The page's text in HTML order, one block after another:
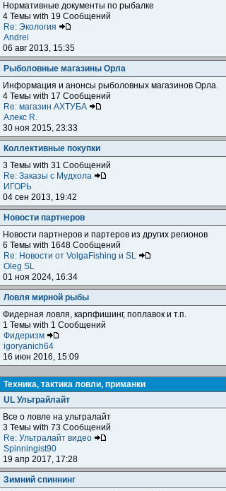
Нормативные документы по рыбалке
4 Темы with 19 Сообщений
Re: Экология
Andrei
06 авг 2013, 15:35
Рыболовные магазины Орла
Информация и анонсы рыболовных магазинов Орла.
4 Темы with 17 Сообщений
Re: магазин АХТУБА
Алекс R.
30 ноя 2015, 23:33
Коллективные покупки
3 Темы with 31 Сообщений
Re: Заказы с Мудхола
ИГОРЬ
04 сен 2013, 19:42
Новости партнеров
Новости партнеров и партеров из других регионов
6 Темы with 1648 Сообщений
Re: Новости от VolgaFishing и SL
Oleg SL
01 ноя 2024, 16:34
Ловля мирной рыбы
Фидерная ловля, карпфишинг, поплавок и т.п.
1 Темы with 1 Сообщений
Фидеризм
igoryanich64
16 июн 2016, 15:09
Техника, тактика ловли, приманки
UL Ультрайлайт
Все о ловле на ультралайт
3 Темы with 73 Сообщений
Re: Ультралайт видео
Spinningist90
19 апр 2017, 17:28
Зимний спиннинг